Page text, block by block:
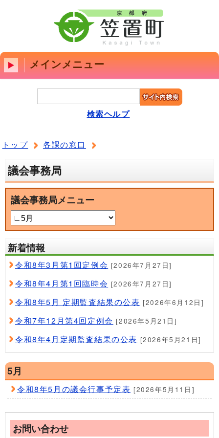
メインメニュー
検索ヘルプ
トップ 各課の窓口
議会事務局
議会事務局メニュー
新着情報
令和8年3月第1回定例会 [2026年7月27日]
令和8年4月第1回臨時会 [2026年7月27日]
令和8年5月 定期監査結果の公表 [2026年6月12日]
令和7年12月第4回定例会 [2026年5月21日]
令和8年4月定期監査結果の公表 [2026年5月21日]
5月
令和8年5月の議会行事予定表 [2026年5月11日]
お問い合わせ